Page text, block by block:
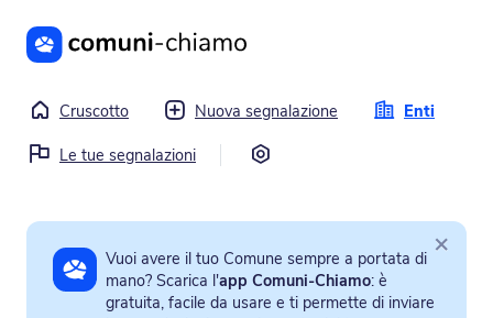
Vai al contenuto principale
Cruscotto Nuova segnalazione
Enti
Le tue segnalazioni
Vuoi avere il tuo Comune sempre a portata di
mano? Scarica l'app Comuni-Chiamo: è
gratuita, facile da usare e ti permette di inviare
×